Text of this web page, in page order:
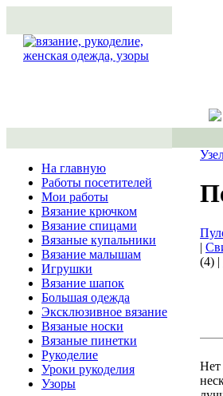
На главную
Работы посетителей
Мои работы
Вязание крючком
Вязание спицами
Вязаные купальники
Вязание малышам
Игрушки
Вязание шапок
Большая одежда
Эксклюзивное вязание
Вязаные носки
Вязаные пинетки
Рукоделие
Уроки рукоделия
Узоры
|
(4) |
Нет